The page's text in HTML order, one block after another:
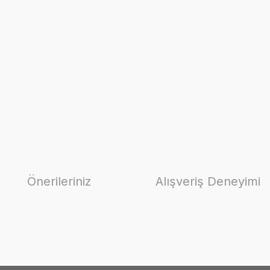
Önerileriniz Alışveriş Deneyimi